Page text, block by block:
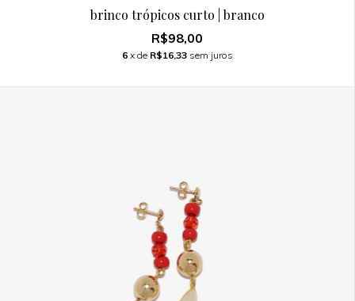
brinco trópicos curto | branco
R$98,00
6 x de R$16,33 sem juros